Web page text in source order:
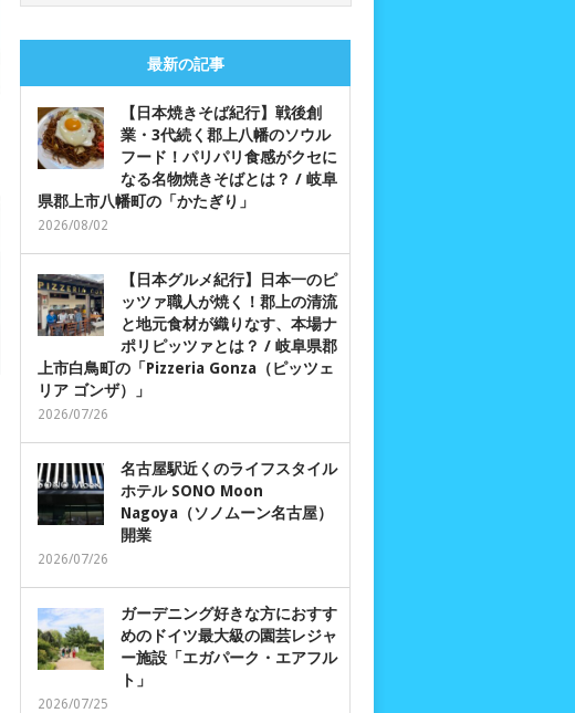
最新の記事
【日本焼きそば紀行】戦後創
業・3代続く郡上八幡のソウル
フード！パリパリ食感がクセに
なる名物焼きそばとは？ / 岐阜
県郡上市八幡町の「かたぎり」
2026/08/02
【日本グルメ紀行】日本一のピ
ッツァ職人が焼く！郡上の清流
と地元食材が織りなす、本場ナ
ポリピッツァとは？ / 岐阜県郡
上市白鳥町の「Pizzeria Gonza（ピッツェ
リア ゴンザ）」
2026/07/26
名古屋駅近くのライフスタイル
ホテル SONO Moon
Nagoya（ソノムーン名古屋）
開業
2026/07/26
ガーデニング好きな方におすす
めのドイツ最大級の園芸レジャ
ー施設「エガパーク・エアフル
ト」
2026/07/25